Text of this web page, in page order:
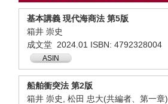
基本講義 現代海商法 第5版
箱井 崇史
成文堂 2024.01 ISBN: 4792328004
ASIN
船舶衝突法 第2版
箱井 崇史, 松田 忠大(共編者、第一章)